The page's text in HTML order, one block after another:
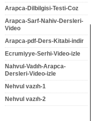
Arapca-Dilbilgisi-Testi-Coz
Arapca-Sarf-Nahiv-Dersleri-
Video
Arapca-pdf-Ders-Kitabi-indir
Ecrumiyye-Serhi-Video-izle
Nahvul-Vadıh-Arapca-
Dersleri-Video-izle
Nehvul vazıh-1
Nehvul vazıh-2